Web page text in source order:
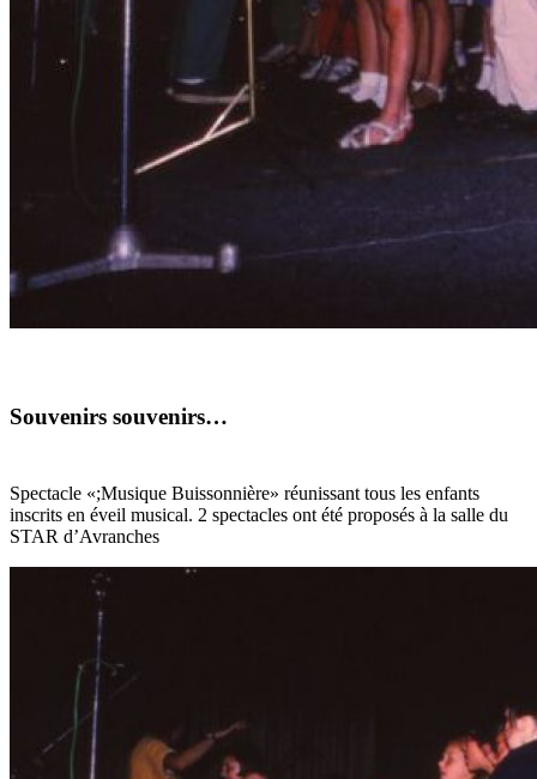
Souvenirs souvenirs…
Spectacle «;Musique Buissonnière» réunissant tous les enfants
inscrits en éveil musical. 2 spectacles ont été proposés à la salle du
STAR d’Avranches